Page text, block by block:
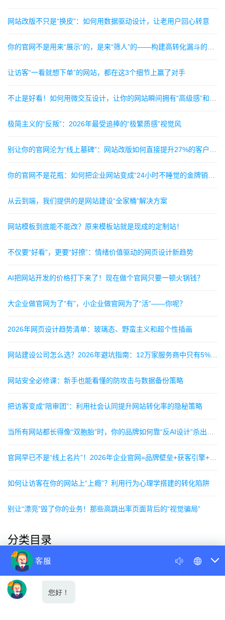
网站改版不只是“换皮”：如何用数据驱动设计，让老用户回心转意
让访客“一看就想下单”的网站，都在这3个细节上赢了对手
极简主义的“反叛”：2026年最受追捧的“极繁质感”视觉风
从云到端，我们提供的是网站建设“全家桶”解决方案
网站模板到底能不能改？原来模板站就是现成的定制站！
不仅要“好看”，更要“好撩”：情绪价值驱动的网页设计新趋势
AI把网站开发的价格打下来了！现在做个官网只要一顿火锅钱？
大企业做官网为了“有”，小企业做官网为了“活”——你呢？
2026年网页设计趋势清单：玻璃态、野蛮主义和超个性插画
网站安全必修课：新手也能看懂的防攻击与数据备份策略
把访客变成“陪审团”：利用社会认同提升网站转化率的隐秘策略
如何让访客在你的网站上“上瘾”？利用行为心理学搭建的转化陷阱
别让“漂亮”毁了你的业务！那些高跳出率页面背后的“视觉骗局”
分类目录
公司新闻
行业新闻